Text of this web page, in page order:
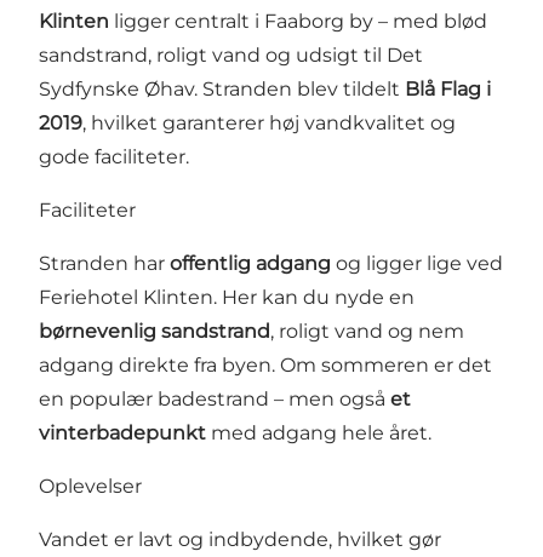
Klinten ligger centralt i Faaborg by – med blød
sandstrand, roligt vand og udsigt til Det
Sydfynske Øhav. Stranden blev tildelt Blå Flag i
2019, hvilket garanterer høj vandkvalitet og
gode faciliteter.
Faciliteter
Stranden har offentlig adgang og ligger lige ved
Feriehotel Klinten. Her kan du nyde en
børnevenlig sandstrand, roligt vand og nem
adgang direkte fra byen. Om sommeren er det
en populær badestrand – men også et
vinterbadepunkt med adgang hele året.
Oplevelser
Vandet er lavt og indbydende, hvilket gør